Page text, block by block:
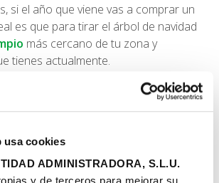
usa cookies
ADMINISTRADORA, S.L.U.
si el año que viene vas a comprar un
es que para tirar el árbol de navidad
más cercano de tu zona y
tienes actualmente.
árbol de Navidad
navidades puedes plantearte
árbol de Navidad más ecológicas, como